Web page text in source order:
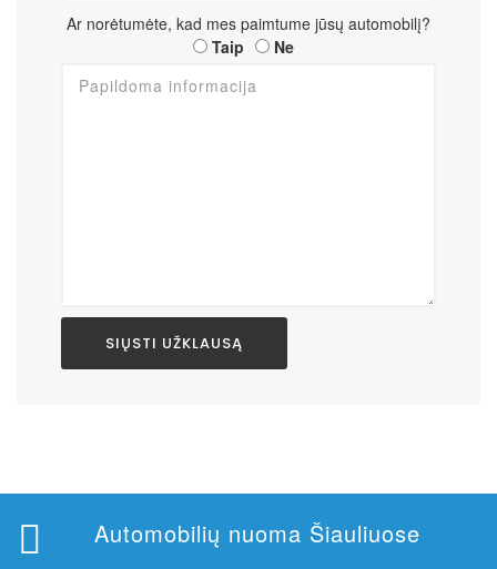
Ar norėtumėte, kad mes paimtume jūsų automobilį?
Taip
Ne
this
Automobilių nuoma Šiauliuose